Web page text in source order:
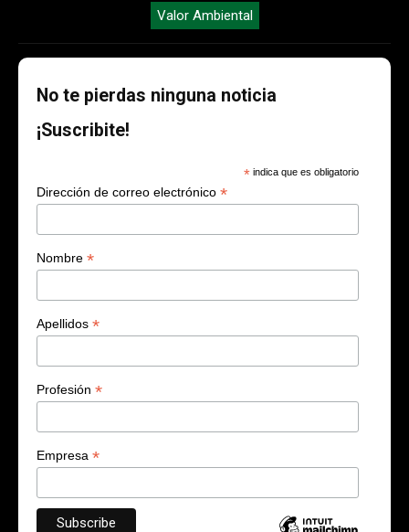
Valor Ambiental
No te pierdas ninguna noticia
¡Suscribite!
* indica que es obligatorio
Dirección de correo electrónico *
Nombre *
Apellidos *
Profesión *
Empresa *